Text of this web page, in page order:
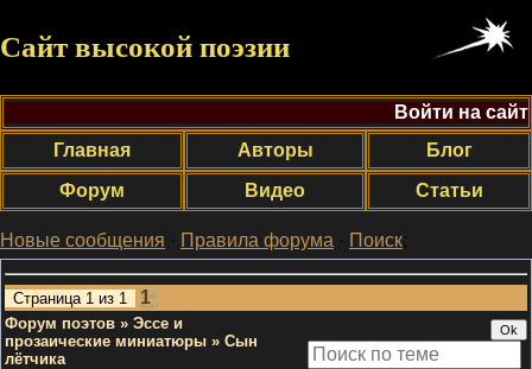
Сайт высокой поэзии
Войти на сайт
Главная
Авторы
Блог
Форум
Видео Статьи
Новые сообщения · Правила форума · Поиск;
Страница 1 из 1 1
Форум поэтов » Эссе и
прозаические миниатюры » Сын
лётчика